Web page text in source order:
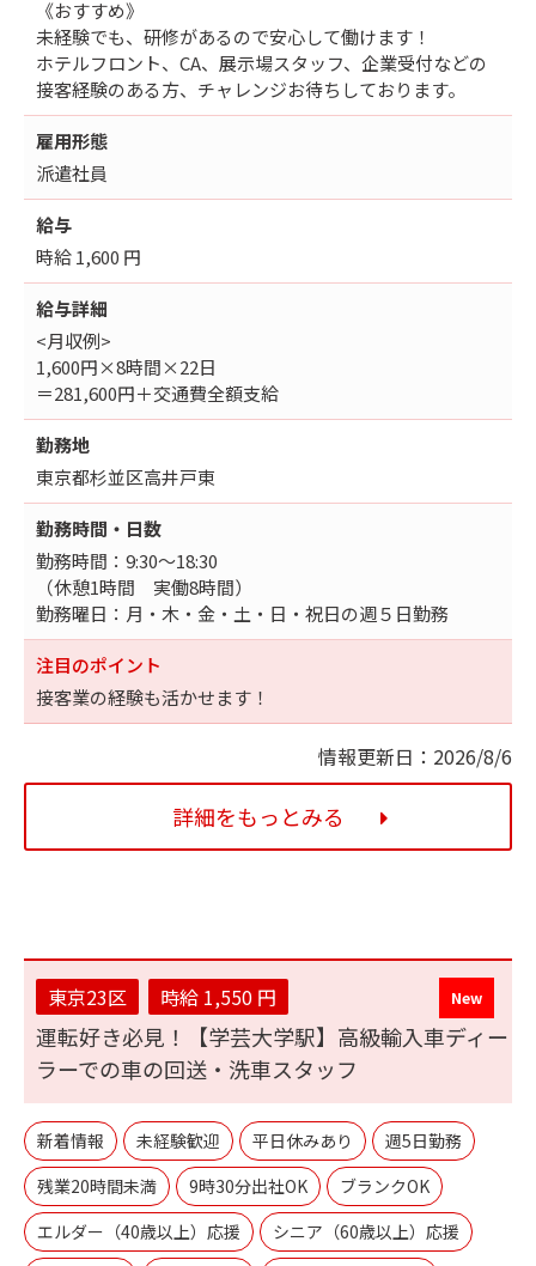
《おすすめ》
未経験でも、研修があるので安心して働けます！
ホテルフロント、CA、展示場スタッフ、企業受付などの
接客経験のある方、チャレンジお待ちしております。
雇用形態
派遣社員
給与
時給 1,600 円
給与詳細
<月収例>
1,600円×8時間×22日
＝281,600円＋交通費全額支給
勤務地
東京都杉並区高井戸東
勤務時間・日数
勤務時間：9:30～18:30
（休憩1時間 実働8時間）
勤務曜日：月・木・金・土・日・祝日の週５日勤務
注目のポイント
接客業の経験も活かせます！
情報更新日：2026/8/6
詳細をもっとみる
東京23区 時給 1,550 円
運転好き必見！【学芸大学駅】高級輸入車ディー
ラーでの車の回送・洗車スタッフ
新着情報 未経験歓迎 平日休みあり
週5日勤務
残業20時間未満
9時30分出社OK
ブランクOK
エルダー（40歳以上）応援
シニア（60歳以上）応援